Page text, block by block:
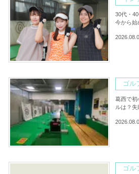
30代・
今から始
ゴル
葛西で初
ルは？
ゴル